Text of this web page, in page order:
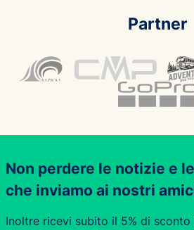
Partner
Non perdere le notizie e
che inviamo ai nostri
Inoltre ricevi subito il 5% di